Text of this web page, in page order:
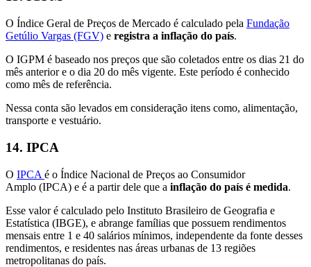
O Índice Geral de Preços de Mercado é calculado pela Fundação
Getúlio Vargas (FGV) e registra a inflação do país.
O IGPM é baseado nos preços que são coletados entre os dias 21 do
mês anterior e o dia 20 do mês vigente. Este período é conhecido
como mês de referência.
Nessa conta são levados em consideração itens como, alimentação,
transporte e vestuário.
14. IPCA
O IPCA é o Índice Nacional de Preços ao Consumidor
Amplo (IPCA) e é a partir dele que a inflação do país é medida.
Esse valor é calculado pelo Instituto Brasileiro de Geografia e
Estatística (IBGE), e abrange famílias que possuem rendimentos
mensais entre 1 e 40 salários mínimos, independente da fonte desses
rendimentos, e residentes nas áreas urbanas de 13 regiões
metropolitanas do país.